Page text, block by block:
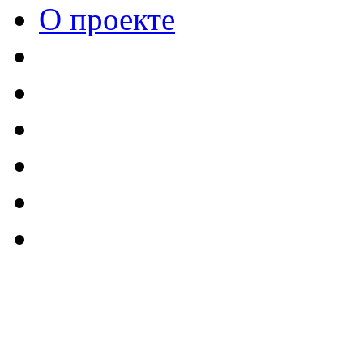
О проекте